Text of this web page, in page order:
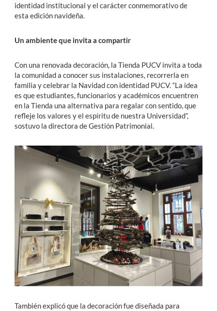
identidad institucional y el carácter conmemorativo de
esta edición navideña.
Un ambiente que invita a compartir
Con una renovada decoración, la Tienda PUCV invita a toda
la comunidad a conocer sus instalaciones, recorrerla en
familia y celebrar la Navidad con identidad PUCV. “La idea
es que estudiantes, funcionarios y académicos encuentren
en la Tienda una alternativa para regalar con sentido, que
refleje los valores y el espíritu de nuestra Universidad”,
sostuvo la directora de Gestión Patrimonial.
También explicó que la decoración fue diseñada para